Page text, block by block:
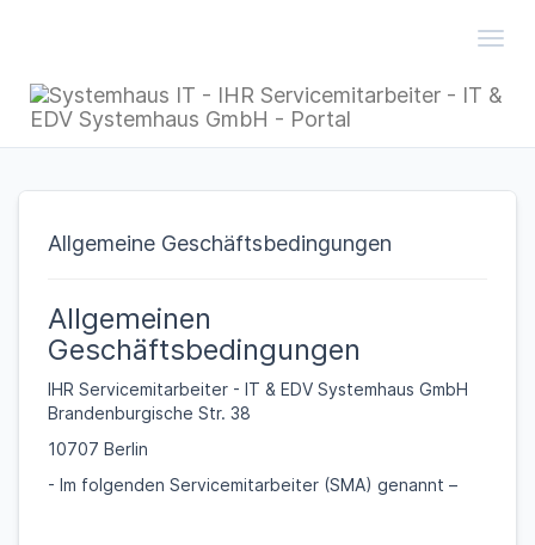
Allgemeine Geschäftsbedingungen
Allgemeinen
Geschäftsbedingungen
IHR Servicemitarbeiter - IT & EDV Systemhaus GmbH
Brandenburgische Str. 38
10707 Berlin
- Im folgenden Servicemitarbeiter (SMA) genannt –